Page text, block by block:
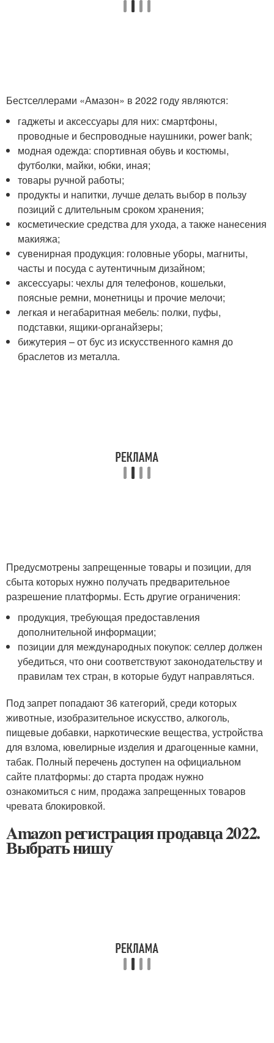
Бестселлерами «Амазон» в 2022 году являются:
гаджеты и аксессуары для них: смартфоны,
проводные и беспроводные наушники, power bank;
модная одежда: спортивная обувь и костюмы,
футболки, майки, юбки, иная;
товары ручной работы;
продукты и напитки, лучше делать выбор в пользу
позиций с длительным сроком хранения;
косметические средства для ухода, а также нанесения
макияжа;
сувенирная продукция: головные уборы, магниты,
часты и посуда с аутентичным дизайном;
аксессуары: чехлы для телефонов, кошельки,
поясные ремни, монетницы и прочие мелочи;
легкая и негабаритная мебель: полки, пуфы,
подставки, ящики-органайзеры;
бижутерия – от бус из искусственного камня до
браслетов из металла.
Предусмотрены запрещенные товары и позиции, для
сбыта которых нужно получать предварительное
разрешение платформы. Есть другие ограничения:
продукция, требующая предоставления
дополнительной информации;
позиции для международных покупок: селлер должен
убедиться, что они соответствуют законодательству и
правилам тех стран, в которые будут направляться.
Под запрет попадают 36 категорий, среди которых
животные, изобразительное искусство, алкоголь,
пищевые добавки, наркотические вещества, устройства
для взлома, ювелирные изделия и драгоценные камни,
табак. Полный перечень доступен на официальном
сайте платформы: до старта продаж нужно
ознакомиться с ним, продажа запрещенных товаров
чревата блокировкой.
Amazon регистрация продавца 2022.
Выбрать нишу